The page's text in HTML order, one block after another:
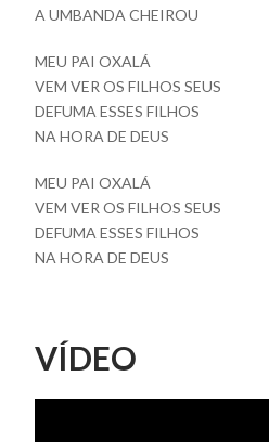
A UMBANDA CHEIROU
MEU PAI OXALÁ
VEM VER OS FILHOS SEUS
DEFUMA ESSES FILHOS
NA HORA DE DEUS
MEU PAI OXALÁ
VEM VER OS FILHOS SEUS
DEFUMA ESSES FILHOS
NA HORA DE DEUS
VÍDEO